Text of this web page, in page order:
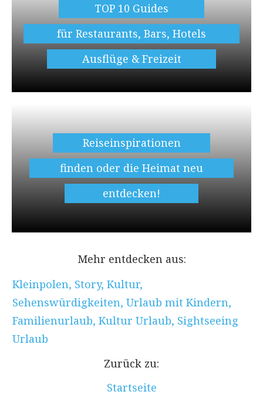
TOP 10 Guides
für Restaurants, Bars, Hotels
Ausflüge & Freizeit
Reiseinspirationen
finden oder die Heimat neu
entdecken!
Mehr entdecken aus:
Kleinpolen, Story, Kultur,
Sehenswürdigkeiten, Urlaub mit Kindern,
Familienurlaub, Kultur Urlaub, Sightseeing
Urlaub
Zurück zu:
Startseite